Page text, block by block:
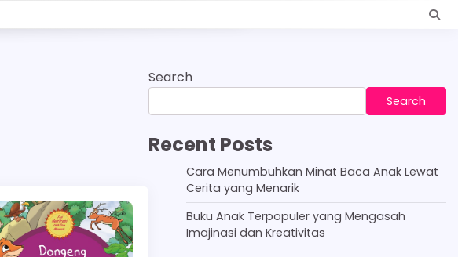
Search
Search
Recent Posts
Cara Menumbuhkan Minat Baca Anak Lewat
Cerita yang Menarik
Buku Anak Terpopuler yang Mengasah
Imajinasi dan Kreativitas